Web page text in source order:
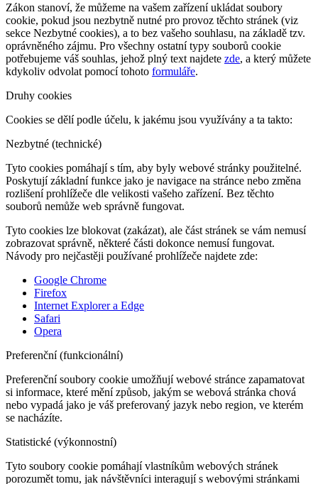
Zákon stanoví, že můžeme na vašem zařízení ukládat soubory
cookie, pokud jsou nezbytně nutné pro provoz těchto stránek (viz
sekce Nezbytné cookies), a to bez vašeho souhlasu, na základě tzv.
oprávněného zájmu. Pro všechny ostatní typy souborů cookie
potřebujeme váš souhlas, jehož plný text najdete zde, a který můžete
kdykoliv odvolat pomocí tohoto formuláře.
Druhy cookies
Cookies se dělí podle účelu, k jakému jsou využívány a ta takto:
Nezbytné (technické)
Tyto cookies pomáhají s tím, aby byly webové stránky použitelné.
Poskytují základní funkce jako je navigace na stránce nebo změna
rozlišení prohlížeče dle velikosti vašeho zařízení. Bez těchto
souborů nemůže web správně fungovat.
Tyto cookies lze blokovat (zakázat), ale část stránek se vám nemusí
zobrazovat správně, některé části dokonce nemusí fungovat.
Návody pro nejčastěji používané prohlížeče najdete zde:
Google Chrome
Firefox
Internet Explorer a Edge
Safari
Opera
Preferenční (funkcionální)
Preferenční soubory cookie umožňují webové stránce zapamatovat
si informace, které mění způsob, jakým se webová stránka chová
nebo vypadá jako je váš preferovaný jazyk nebo region, ve kterém
se nacházíte.
Statistické (výkonnostní)
Tyto soubory cookie pomáhají vlastníkům webových stránek
porozumět tomu, jak návštěvníci interagují s webovými stránkami